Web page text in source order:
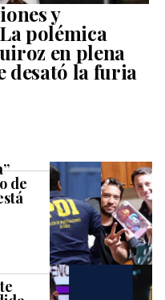
y
polémica
en plena
desató la furia
de